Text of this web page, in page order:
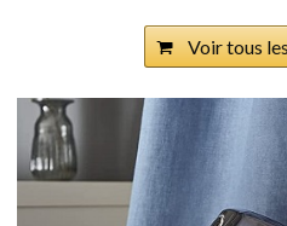
Voir tous